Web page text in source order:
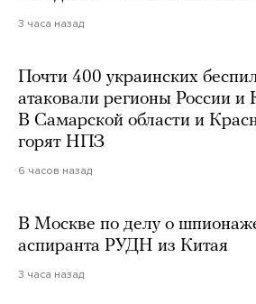
3 часа назад
Почти 400 украинских
атаковали регионы России
В Самарской области и
горят НПЗ
6 часов назад
В Москве по делу о
аспиранта РУДН из Китая
3 часа назад